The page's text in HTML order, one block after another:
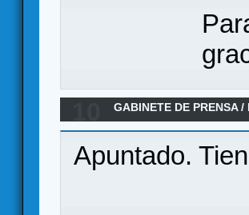
GABINETE DE PRENSA/
Apuntado.